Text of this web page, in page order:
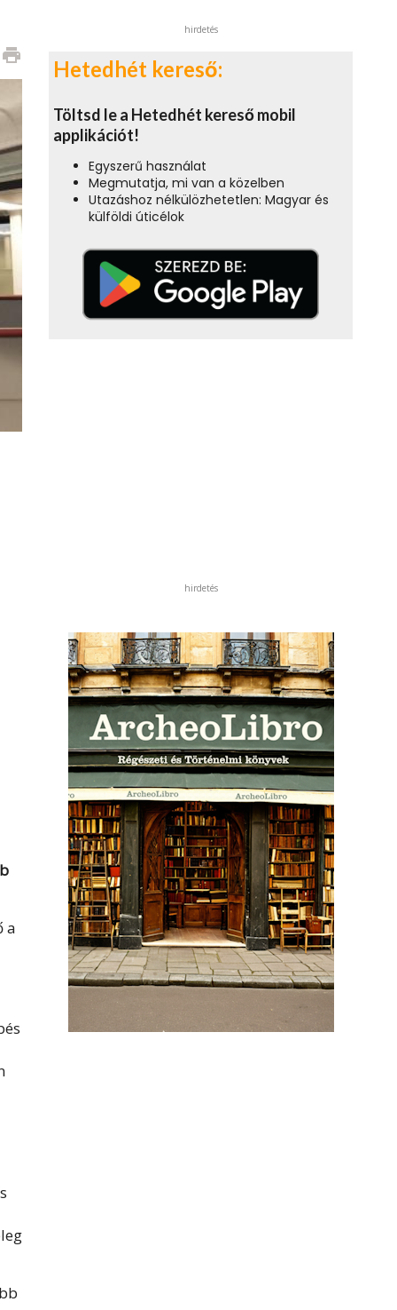
print
a
hirdetés
Hetedhét kereső:
Töltsd le a Hetedhét kereső mobil
applikációt!
Egyszerű használat
Megmutatja, mi van a közelben
Utazáshoz nélkülözhetetlen: Magyar és
külföldi úticélok
hirdetés